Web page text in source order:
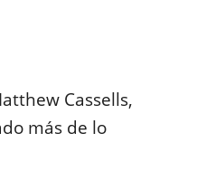
Cassells,
más de lo